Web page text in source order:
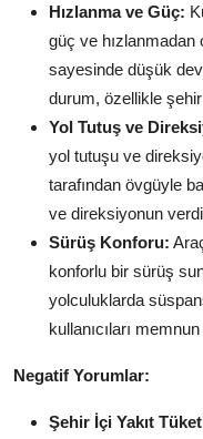
Hızlanma ve Güç:
güç ve
sayesinde düşük
durum, özellikle
Yol Tutuş ve
yol tutuşu ve
tarafından övgüyle
ve direksiyonun
Sürüş Konforu:
konforlu bir sürüş
yolculuklarda
kullanıcıları
Negatif Yorumlar:
Şehir İçi Yakıt